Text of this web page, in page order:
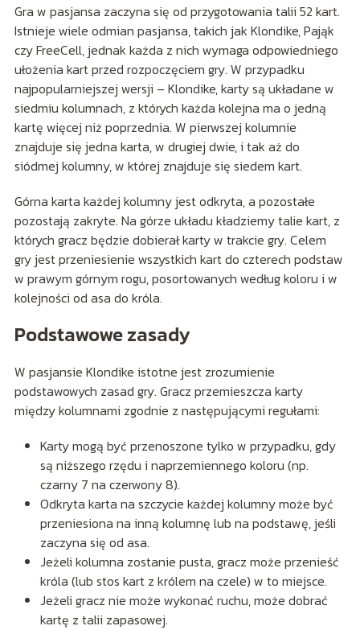
Gra w pasjansa zaczyna się od przygotowania talii 52 kart.
Istnieje wiele odmian pasjansa, takich jak Klondike, Pająk
czy FreeCell, jednak każda z nich wymaga odpowiedniego
ułożenia kart przed rozpoczęciem gry. W przypadku
najpopularniejszej wersji – Klondike, karty są układane w
siedmiu kolumnach, z których każda kolejna ma o jedną
kartę więcej niż poprzednia. W pierwszej kolumnie
znajduje się jedna karta, w drugiej dwie, i tak aż do
siódmej kolumny, w której znajduje się siedem kart.
Górna karta każdej kolumny jest odkryta, a pozostałe
pozostają zakryte. Na górze układu kładziemy talie kart, z
których gracz będzie dobierał karty w trakcie gry. Celem
gry jest przeniesienie wszystkich kart do czterech podstaw
w prawym górnym rogu, posortowanych według koloru i w
kolejności od asa do króla.
Podstawowe zasady
W pasjansie Klondike istotne jest zrozumienie
podstawowych zasad gry. Gracz przemieszcza karty
między kolumnami zgodnie z następującymi regułami:
Karty mogą być przenoszone tylko w przypadku, gdy
są niższego rzędu i naprzemiennego koloru (np.
czarny 7 na czerwony 8).
Odkryta karta na szczycie każdej kolumny może być
przeniesiona na inną kolumnę lub na podstawę, jeśli
zaczyna się od asa.
Jeżeli kolumna zostanie pusta, gracz może przenieść
króla (lub stos kart z królem na czele) w to miejsce.
Jeżeli gracz nie może wykonać ruchu, może dobrać
kartę z talii zapasowej.